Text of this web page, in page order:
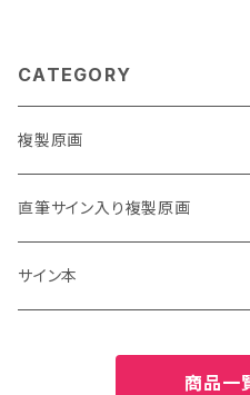
CATEGORY
複製原画
直筆サイン入り複製原画
サイン本
商品一